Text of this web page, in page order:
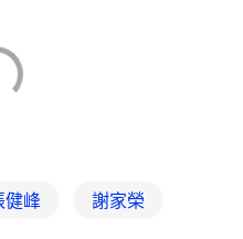
健峰 謝家榮